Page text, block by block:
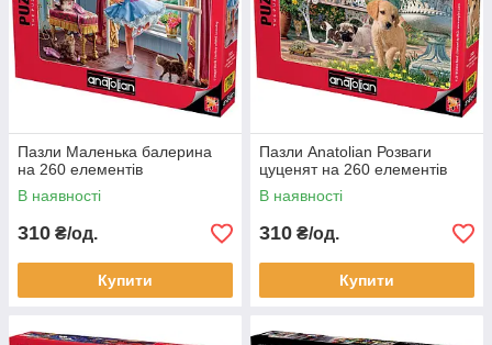
Пазли Маленька балерина
на 260 елементів
В наявності
310 ₴/од.
Купити
Пазли Anatolian Розваги
цуценят на 260 елементів
В наявності
310 ₴/од.
Купити